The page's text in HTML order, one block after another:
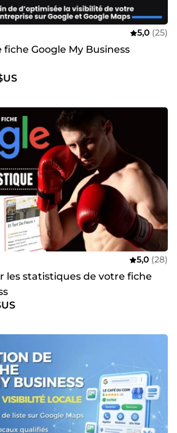
5,0 (25)
Google My Business
5,0 (28)
les statistiques de votre fiche